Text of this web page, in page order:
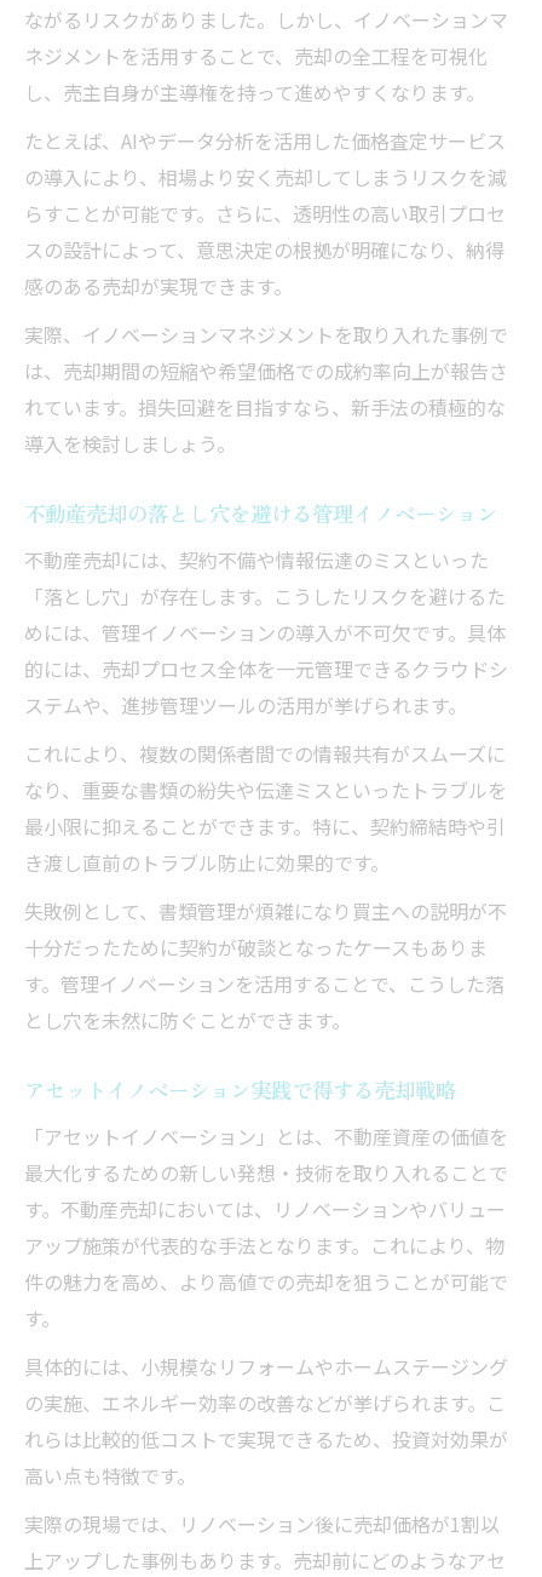
ながるリスクがありました。しかし、イノベーションマ
ネジメントを活用することで、売却の全工程を可視化
し、売主自身が主導権を持って進めやすくなります。
たとえば、AIやデータ分析を活用した価格査定サービス
の導入により、相場より安く売却してしまうリスクを減
らすことが可能です。さらに、透明性の高い取引プロセ
スの設計によって、意思決定の根拠が明確になり、納得
感のある売却が実現できます。
実際、イノベーションマネジメントを取り入れた事例で
は、売却期間の短縮や希望価格での成約率向上が報告さ
れています。損失回避を目指すなら、新手法の積極的な
導入を検討しましょう。
不動産売却の落とし穴を避ける管理イノベーション
不動産売却には、契約不備や情報伝達のミスといった
「落とし穴」が存在します。こうしたリスクを避けるた
めには、管理イノベーションの導入が不可欠です。具体
的には、売却プロセス全体を一元管理できるクラウドシ
ステムや、進捗管理ツールの活用が挙げられます。
これにより、複数の関係者間での情報共有がスムーズに
なり、重要な書類の紛失や伝達ミスといったトラブルを
最小限に抑えることができます。特に、契約締結時や引
き渡し直前のトラブル防止に効果的です。
失敗例として、書類管理が煩雑になり買主への説明が不
十分だったために契約が破談となったケースもありま
す。管理イノベーションを活用することで、こうした落
とし穴を未然に防ぐことができます。
アセットイノベーション実践で得する売却戦略
「アセットイノベーション」とは、不動産資産の価値を
最大化するための新しい発想・技術を取り入れることで
す。不動産売却においては、リノベーションやバリュー
アップ施策が代表的な手法となります。これにより、物
件の魅力を高め、より高値での売却を狙うことが可能で
す。
具体的には、小規模なリフォームやホームステージング
の実施、エネルギー効率の改善などが挙げられます。こ
れらは比較的低コストで実現できるため、投資対効果が
高い点も特徴です。
実際の現場では、リノベーション後に売却価格が1割以
上アップした事例もあります。売却前にどのようなアセ